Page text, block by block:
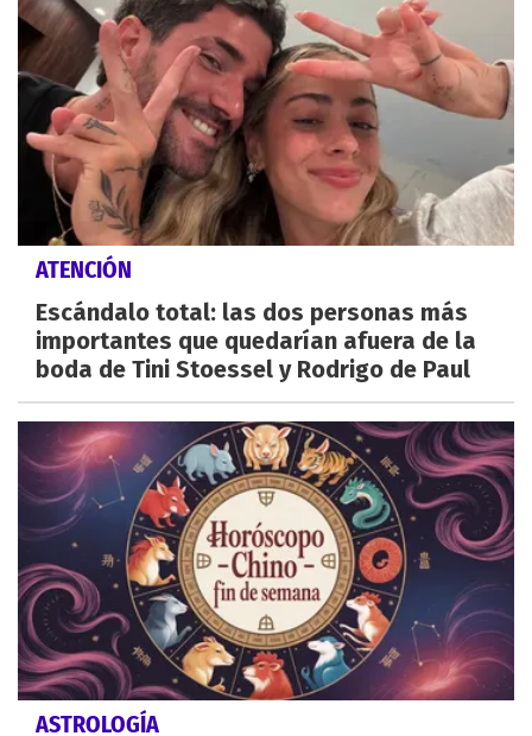
ATENCIÓN
Escándalo total: las dos personas más
importantes que quedarían afuera de la
boda de Tini Stoessel y Rodrigo de Paul
ASTROLOGÍA